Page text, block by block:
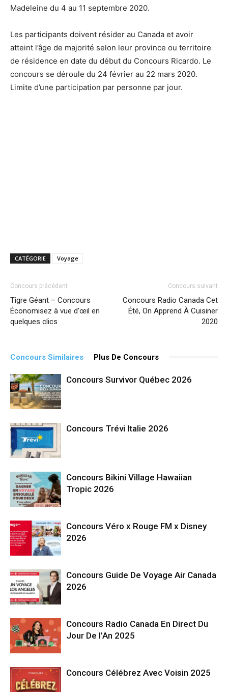
Madeleine du 4 au 11 septembre 2020.
Les participants doivent résider au Canada et avoir
atteint l’âge de majorité selon leur province ou territoire
de résidence en date du début du Concours Ricardo. Le
concours se déroule du 24 février au 22 mars 2020.
Limite d’une participation par personne par jour.
CATÉGORIE Voyage
Concours précédent
Tigre Géant – Concours
Économisez à vue d’œil en
quelques clics
Concours suivant
Concours Radio Canada Cet
Été, On Apprend À Cuisiner
2020
Concours Similaires Plus De Concours
Concours Survivor Québec 2026
Concours Trévi Italie 2026
Concours Bikini Village Hawaiian
Tropic 2026
Concours Véro x Rouge FM x Disney
2026
Concours Guide De Voyage Air Canada
2026
Concours Radio Canada En Direct Du
Jour De l’An 2025
Concours Célébrez Avec Voisin 2025